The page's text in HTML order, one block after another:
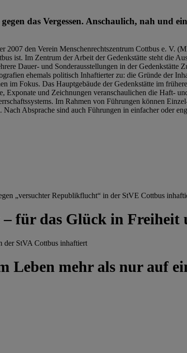
das Vergessen. Anschaulich, nah und
den Verein Menschenrechtszentrum Cottbus e. V.
ist. Im Zentrum der Arbeit der Gedenkstätte steht die
Dauer- und Sonderausstellungen in der Gedenkstätte
ehemals politisch Inhaftierter zu: die Gründe der
im Fokus. Das Hauptgebäude der Gedenkstätte im
Exponate und Zeichnungen veranschaulichen die Haft-
Im Rahmen von Führungen können
Absprache sind auch Führungen in einfacher oder
„versuchter Republikflucht“ in der StVE Cottbus
für das Glück in Freiheit
der StVA Cottbus inhaftiert
Leben mehr als nur auf